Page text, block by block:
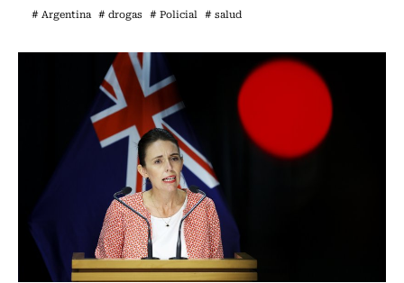
# Argentina # drogas # Policial # salud